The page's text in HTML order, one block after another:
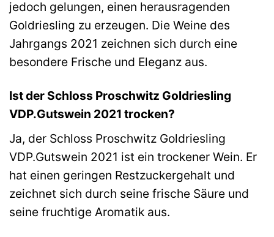
jedoch gelungen, einen herausragenden
Goldriesling zu erzeugen. Die Weine des
Jahrgangs 2021 zeichnen sich durch eine
besondere Frische und Eleganz aus.
Ist der Schloss Proschwitz Goldriesling
VDP.Gutswein 2021 trocken?
Ja, der Schloss Proschwitz Goldriesling
VDP.Gutswein 2021 ist ein trockener Wein. Er
hat einen geringen Restzuckergehalt und
zeichnet sich durch seine frische Säure und
seine fruchtige Aromatik aus.